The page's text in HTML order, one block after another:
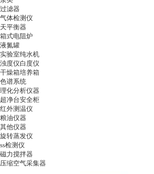
过滤器
气体检测仪
天平衡器
箱式电阻炉
液氮罐
实验室纯水机
浊度仪白度仪
干燥箱培养箱
色谱系统
理化分析仪器
超净台安全柜
红外测温仪
粮油仪器
其他仪器
旋转蒸发仪
ss检测仪
磁力搅拌器
压缩空气采集器